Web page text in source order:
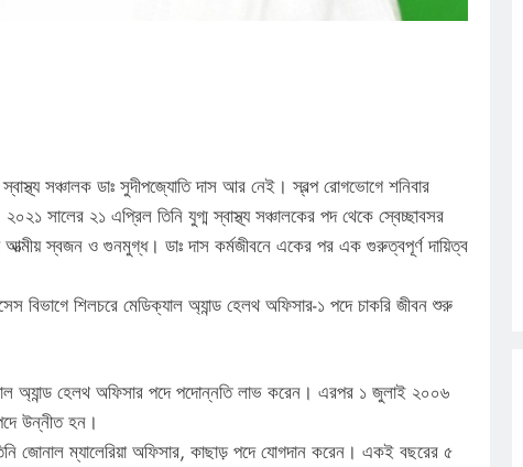
সঞ্চালক ডাঃ সুদীপজ্যোতি দাস আর নেই। স্বল্প রোগভোগে শনিবার
সালের ২১ এপ্রিল তিনি যুগ্ম স্বাস্থ্য সঞ্চালকের পদ থেকে স্বেচ্ছাবসর
স্বজন ও গুনমুগ্ধ। ডাঃ দাস কর্মজীবনে একের পর এক গুরুত্বপূর্ণ দায়িত্ব
বিভাগে শিলচরে মেডিক্যাল অ্যান্ড হেলথ অফিসার-১ পদে চাকরি জীবন শুরু
অ্যান্ড হেলথ অফিসার পদে পদোন্নতি লাভ করেন। এরপর ১ জুলাই ২০০৬
উন্নীত হন।
জোনাল ম্যালেরিয়া অফিসার, কাছাড় পদে যোগদান করেন। একই বছরের ৫